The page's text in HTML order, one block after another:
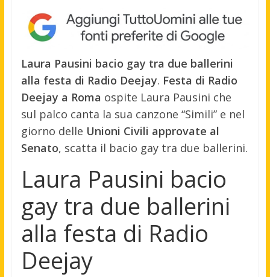
Laura Pausini bacio gay tra due ballerini
alla festa di Radio Deejay. Festa di Radio
Deejay a Roma ospite Laura Pausini che
sul palco canta la sua canzone “Simili” e nel
giorno delle Unioni Civili approvate al
Senato, scatta il bacio gay tra due ballerini.
Laura Pausini bacio
gay tra due ballerini
alla festa di Radio
Deejay